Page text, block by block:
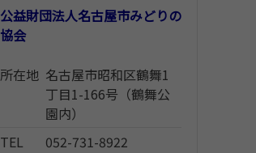
公益財団法人名古屋市みどりの
協会
所在地 名古屋市昭和区鶴舞1
丁目1-166号（鶴舞公
園内）
TEL
052-731-8922